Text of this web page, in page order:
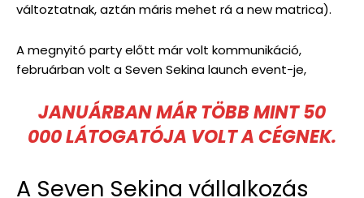
változtatnak, aztán máris mehet rá a new matrica).
A megnyitó party előtt már volt kommunikáció,
februárban volt a Seven Sekina launch event-je,
JANUÁRBAN MÁR TÖBB MINT 50
000 LÁTOGATÓJA VOLT A CÉGNEK.
A Seven Sekina vállalkozás